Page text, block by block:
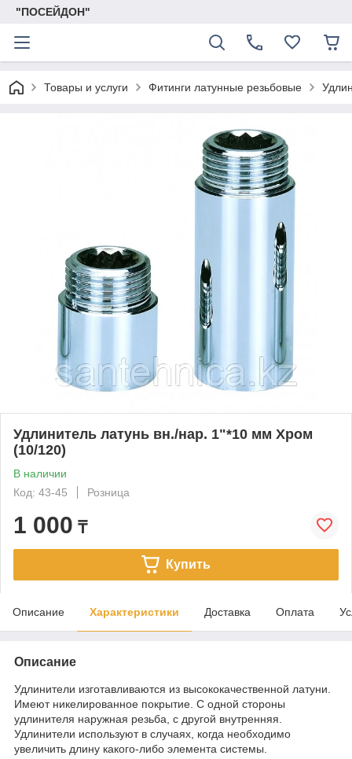
"ПОСЕЙДОН"
Товары и услуги Фитинги латунные резьбовые
Удлинитель латунь вн./нар. 1"*10 мм Хром
(10/120)
В наличии
Код: 43-45
Розница
1 000 ₸
Купить
Описание Характеристики Доставка Оплата
Описание
Удлинители изготавливаются из высококачественной латуни.
Имеют никелированное покрытие. С одной стороны
удлинителя наружная резьба, с другой внутренняя.
Удлинители используют в случаях, когда необходимо
увеличить длину какого-либо элемента системы.